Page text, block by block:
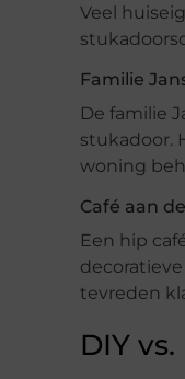
Veel
Familie
De familie
stukadoor.
woning
Café aan
Een hip
tevreden
DIY